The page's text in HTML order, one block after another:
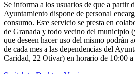
Se informa a los usuarios de que a partir
Ayuntamiento dispone de personal
consumo. Este servicio se presta en
de Granada y todo vecino del municipio
que deseen hacer uso del mismo podrán
de cada mes a las dependencias del
Caridad, 22 Otívar) en horario de 10:00 a